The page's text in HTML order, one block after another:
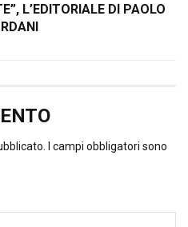
L’EDITORIALE DI PAOLO
I campi obbligatori sono